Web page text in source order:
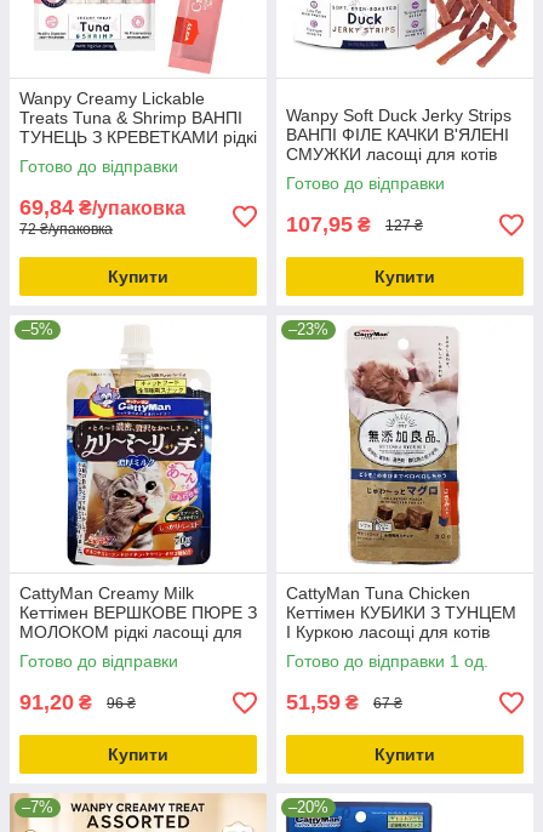
Wanpy Creamy Lickable
Treats Tuna & Shrimp ВАНПІ
ТУНЕЦЬ З КРЕВЕТКАМИ рідкі
ласощі для котів 0.07кг
Готово до відправки
69,84 ₴/упаковка
72 ₴/упаковка
Купити
Wanpy Soft Duck Jerky Strips
ВАНПІ ФІЛЕ КАЧКИ В'ЯЛЕНІ
СМУЖКИ ласощі для котів
0.08кг
Готово до відправки
107,95 ₴ 127 ₴
Купити
–5%
CattyMan Creamy Milk
Кеттімен ВЕРШКОВЕ ПЮРЕ З
МОЛОКОМ рідкі ласощі для
котів 0.07кг
Готово до відправки
91,20 ₴ 96 ₴
Купити
–23%
CattyMan Tuna Chicken
Кеттімен КУБИКИ З ТУНЦЕМ
І Куркою ласощі для котів
0.03кг
Готово до відправки 1 од.
51,59 ₴ 67 ₴
Купити
–7% –20%